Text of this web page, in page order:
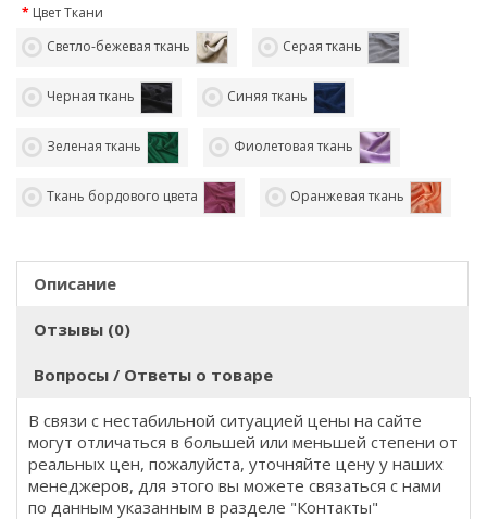
Цвет Ткани
Светло-бежевая ткань
Серая ткань
Черная ткань Синяя ткань
Зеленая ткань Фиолетовая ткань
Ткань бордового цвета Оранжевая ткань
Описание
Отзывы (0)
Вопросы / Ответы о товаре
В связи с нестабильной ситуацией цены на сайте
могут отличаться в большей или меньшей степени от
реальных цен, пожалуйста, уточняйте цену у наших
менеджеров, для этого вы можете связаться с нами
по данным указанным в разделе "Контакты"